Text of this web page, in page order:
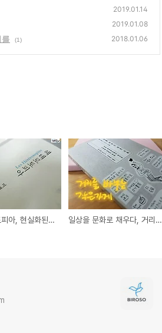
2019.01.14
2019.01.08
(1) 2018.01.06
[책] 헤테로토피아, 현실화된 유토피아 공간을 꿈꾸다 일상을 문화로 채우다, 거리를 바꾸는 작은가게